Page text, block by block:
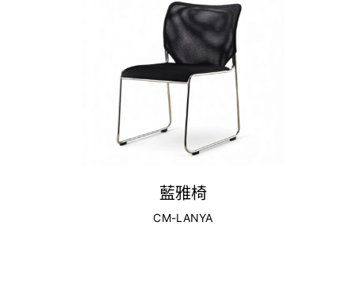
藍雅椅
CM-LANYA